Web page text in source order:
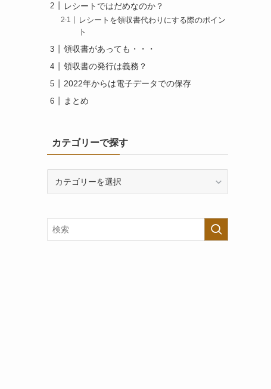
レシートではだめなのか？
レシートを領収書代わりにする際のポイン
ト
領収書があっても・・・
領収書の発行は義務？
2022年からは電子データでの保存
まとめ
カテゴリーで探す
ー
で